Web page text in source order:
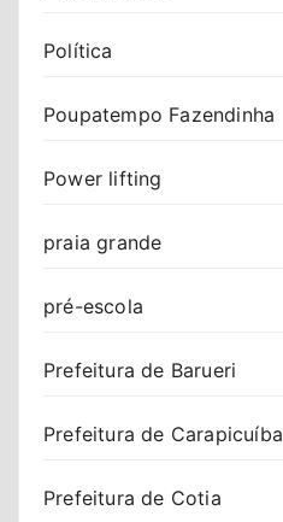
Política
Poupatempo Fazendinha
Power lifting
praia grande
pré-escola
Prefeitura de Barueri
Prefeitura de Carapicuíba
Prefeitura de Cotia